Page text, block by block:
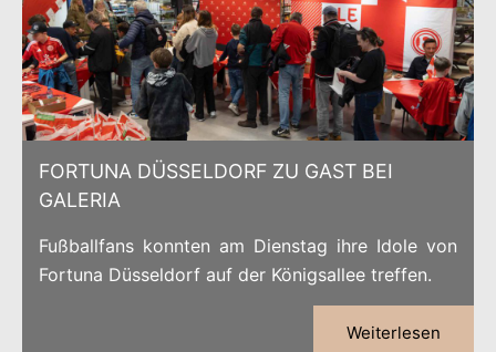
FORTUNA DÜSSELDORF ZU GAST BEI
GALERIA
Fußballfans konnten am Dienstag ihre Idole von
Fortuna Düsseldorf auf der Königsallee treffen.
Weiterlesen